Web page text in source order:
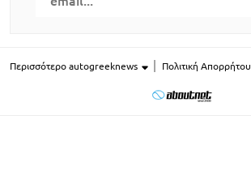
Περισσότερο autogreeknews Πολιτική Απορρήτου